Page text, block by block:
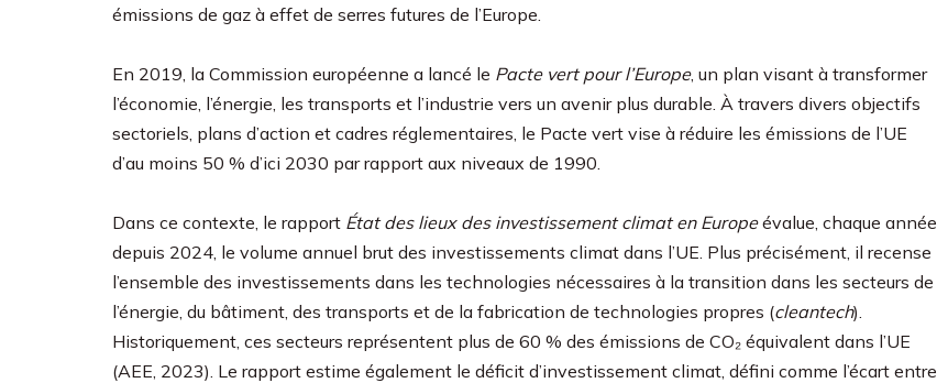
émissions de gaz à effet de serres futures de l’Europe.
En 2019, la Commission européenne a lancé le Pacte vert pour l’Europe, un plan visant à transformer
l’économie, l’énergie, les transports et l’industrie vers un avenir plus durable. À travers divers objectifs
sectoriels, plans d’action et cadres réglementaires, le Pacte vert vise à réduire les émissions de l’UE
d’au moins 50 % d’ici 2030 par rapport aux niveaux de 1990.
Dans ce contexte, le rapport État des lieux des investissement climat en Europeévalue, chaque année
depuis 2024, le volume annuel brut des investissements climat dans l’UE. Plus précisément, il recense
l’ensemble des investissements dans les technologies nécessaires à la transition dans les secteurs de
l’énergie, du bâtiment, des transports et de la fabrication de technologies propres (cleantech).
Historiquement, ces secteurs représentent plus de 60 % des émissions de CO₂ équivalent dans l’UE
(AEE, 2023). Le rapport estime également le déficit d’investissement climat, défini comme l’écart entre